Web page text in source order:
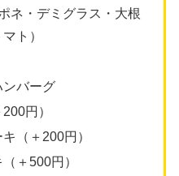
ネ・デミグラス・大根
ト）
ンバーグ
円）
（＋200円）
＋500円）